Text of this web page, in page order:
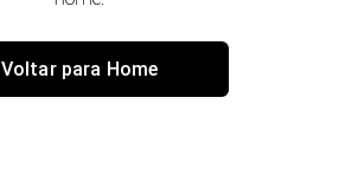
Voltar para Home